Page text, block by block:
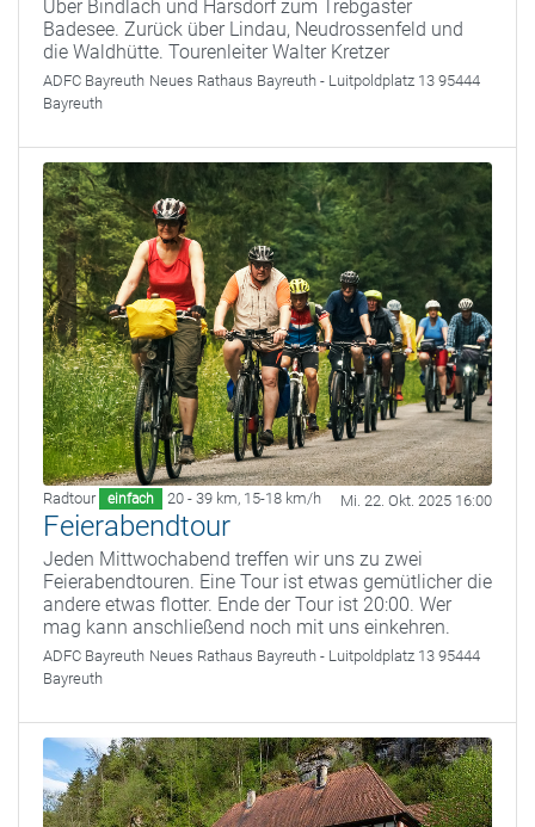
Über Bindlach und Harsdorf zum Trebgaster
Badesee. Zurück über Lindau, Neudrossenfeld und
die Waldhütte. Tourenleiter Walter Kretzer
ADFC Bayreuth Neues Rathaus Bayreuth - Luitpoldplatz 13 95444
Bayreuth
Radtour einfach 20 - 39 km, 15-18 km/h Mi. 22. Okt. 2025 16:00
Feierabendtour
Jeden Mittwochabend treffen wir uns zu zwei
Feierabendtouren. Eine Tour ist etwas gemütlicher die
andere etwas flotter. Ende der Tour ist 20:00. Wer
mag kann anschließend noch mit uns einkehren.
ADFC Bayreuth Neues Rathaus Bayreuth - Luitpoldplatz 13 95444
Bayreuth